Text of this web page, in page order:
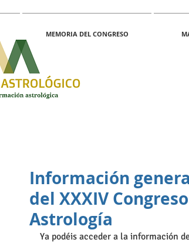
MEMORIA DEL CONGRESO
Información
del XXXIV
Astrología
Ya podéis acceder a la información